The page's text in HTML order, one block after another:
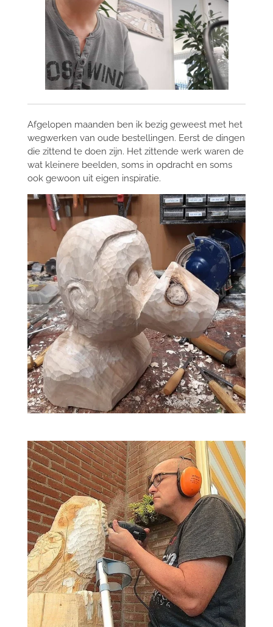
Afgelopen maanden ben ik bezig geweest met het
wegwerken van oude bestellingen. Eerst de dingen
die zittend te doen zijn. Het zittende werk waren de
wat kleinere beelden, soms in opdracht en soms
ook gewoon uit eigen inspiratie.